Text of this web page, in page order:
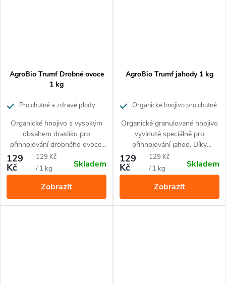
AgroBio Trumf Drobné ovoce
1 kg
Pro chutné a zdravé plody.
Organické hnojivo s vysokým
obsahem draslíku pro
přihnojování drobného ovoce.
Drobné granule uvolňují živiny
postupně po dobu 3 měsíců.
Hnojivo obsahuje 100%
přírodní suroviny a je vhodné
pro ekologické pěstování.
Hnojivo nezasoluje půdu a
129
Kč
Měrná
cena:
129 Kč
/ 1 kg
Skladem
Zobrazit
AgroBio Trumf jahody 1 kg
Organické hnojivo pro chutné
měsíce.
Organické granulované hnojivo
vyvinuté speciálně pro
přihnojování jahod. Díky
přírodnímu složení je vhodné
pro ekologické pěstování. Živiny
uvolňuje postupně po dobu až
3 měsíců.
129
Kč
Měrná
cena:
129 Kč
/ 1 kg
Skladem
Zobrazit